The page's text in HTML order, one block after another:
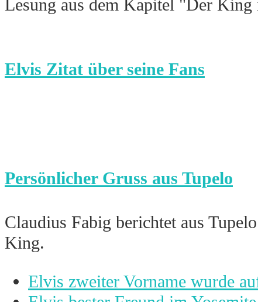
Lesung aus dem Kapitel "Der
Elvis Zitat über seine Fans
Persönlicher Gruss aus Tupelo
Claudius Fabig berichtet aus
King.
vorheriger
Elvis zweiter Vorname wurde